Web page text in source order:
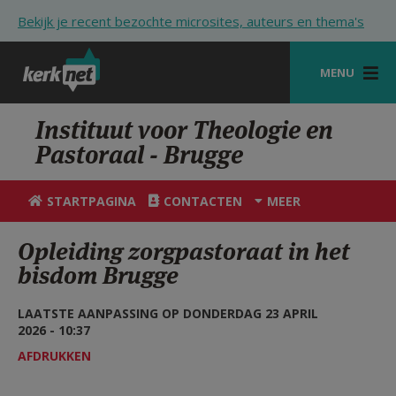
Bekijk je recent bezochte microsites, auteurs en thema's
MENU
STARTPAGINA
KERK
VIERINGEN
ZOEKEN
HULP
Instituut voor Theologie en
Pastoraal - Brugge
STARTPAGINA CONTACTEN MEER
Opleiding zorgpastoraat in het
bisdom Brugge
LAATSTE AANPASSING OP DONDERDAG 23 APRIL
2026 - 10:37
AFDRUKKEN